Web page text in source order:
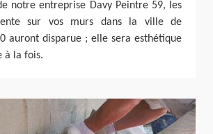
notre entreprise Davy Peintre 59, les
sur vos murs dans la ville de
auront disparue ; elle sera esthétique
à la fois.